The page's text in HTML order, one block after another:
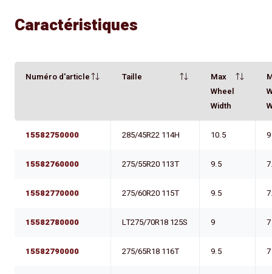
Caractéristiques
Numéro d'article Taille
Max
Wheel
Width
15582750000 285/45R22 114H 10.5 9
15582760000 275/55R20 113T 9.5
15582770000 275/60R20 115T 9.5
15582780000 LT275/70R18 125S 9 7
15582790000 275/65R18 116T 9.5 7